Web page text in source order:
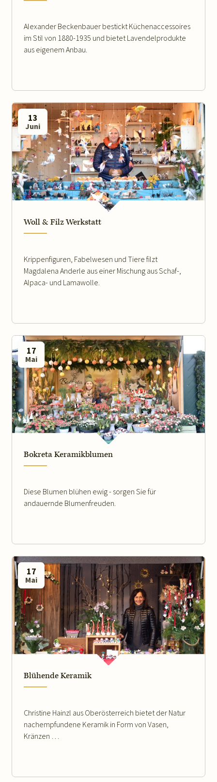
Alexander Beckenbauer bestickt Küchenaccessoires
im Stil von 1880-1935 und bietet Lavendelprodukte
aus eigenem Anbau.
WEITERLESEN
13
Juni
Woll & Filz Werkstatt
Krippenfiguren, Fabelwesen und Tiere filzt
Magdalena Anderle aus einer Mischung aus Schaf-,
Alpaca- und Lamawolle.
WEITERLESEN
17
Mai
Bokreta Keramikblumen
Diese Blumen blühen ewig - sorgen Sie für
andauernde Blumenfreuden.
WEITERLESEN
17
Mai
Blühende Keramik
Christine Hainzl aus Oberösterreich bietet der Natur
nachempfundene Keramik in Form von Vasen,
Kränzen …